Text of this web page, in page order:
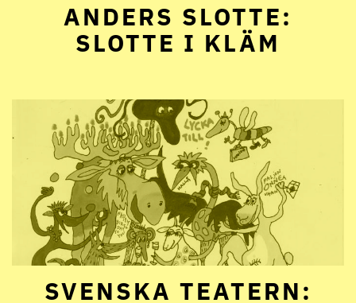
ANDERS SLOTTE:
SLOTTE I KLÄM
SVENSKA TEATERN: